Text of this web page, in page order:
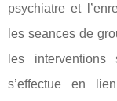
psychiatre et
les seances de
les interventions
s’effectue en